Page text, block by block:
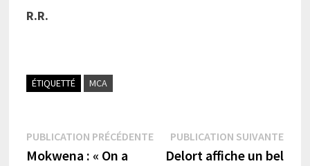
R.R.
ÉTIQUETTÉ MCA
Navigation
PUBLICATION PRÉCÉDENTEPublication
précédente :
Mokwena : « On a
PUBLICATION SUIVANTE
Delort affiche un bel